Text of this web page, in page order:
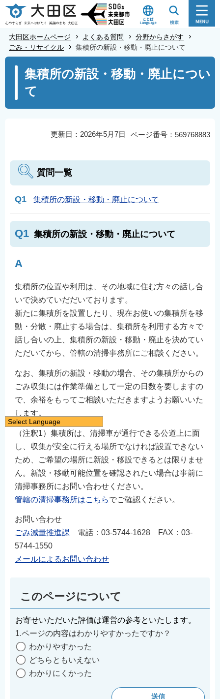
こ
の
ジ
大田区ホームページ よくある質問
分野からさがす
ごみ・リサイクル
集積所の新設・移動・廃止について
集積所の新設・移動・廃止につい
て
ページ番号：569768883
更新日：2026年5月7日
質問一覧
Q1 集積所の新設・移動・廃止について
Q1 集積所の新設・移動・廃止について
A
集積所の位置や利用は、その地域に住む方々の話し合
いで決めていだだいております。
新たに集積所を設置したり、現在お使いの集積所を移
動・分散・廃止する場合は、集積所を利用する方々で
話し合いの上、集積所の新設・移動・廃止を決めてい
ただいてから、管轄の清掃事務所にご相談ください。
なお、集積所の新設・移動の場合、その集積所からの
ごみ収集には作業準備として一定の日数を要しますの
で、余裕をもってご相談いただきますようお願いいた
します。
（注釈1）集積所は、清掃車が通行できる公道上に面
し、収集が安全に行える場所でなければ設置できない
ため、ご希望の場所に新設・移設できるとは限りませ
ん。新設・移動可能位置を確認されたい場合は事前に
清掃事務所にお問い合わせください。
管轄の清掃事務所はこちらでご確認ください。
お問い合わせ
ごみ減量推進課 電話：03-5744-1628 FAX：03-
5744-1550
メールによるお問い合わせ
このページについて
お寄せいただいた評価は運営の参考といたします。
1.ページの内容はわかりやすかったですか？
わかりやすかった
どちらともいえない
わかりにくかった
Select Language
日本語
English
简体中文
繁體中文
한국어
Filipino